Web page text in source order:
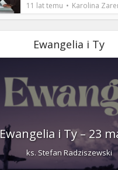
11 lat temu Karolina
Ewangelia i Ty
Ewangelia i Ty – 23
ks. Stefan Radziszewski